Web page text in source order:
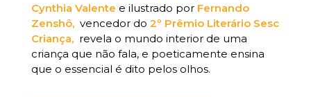
Cynthia Valente e ilustrado por Fernando
Zenshô, vencedor do 2º Prêmio Literário Sesc
Criança, revela o mundo interior de uma
criança que não fala, e poeticamente ensina
que o essencial é dito pelos olhos.